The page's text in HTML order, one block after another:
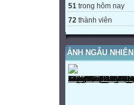
51 trong hôm nay
72 thành viên
ẢNH NGẪU NHIÊN